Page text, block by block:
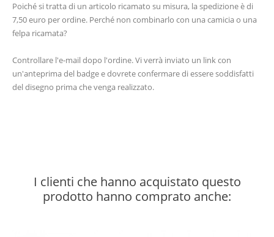
Poiché si tratta di un articolo ricamato su misura, la spedizione è di
7,50 euro per ordine. Perché non combinarlo con una camicia o una
felpa ricamata?
Controllare l'e-mail dopo l'ordine. Vi verrà inviato un link con
un'anteprima del badge e dovrete confermare di essere soddisfatti
del disegno prima che venga realizzato.
I clienti che hanno acquistato questo
prodotto hanno comprato anche: